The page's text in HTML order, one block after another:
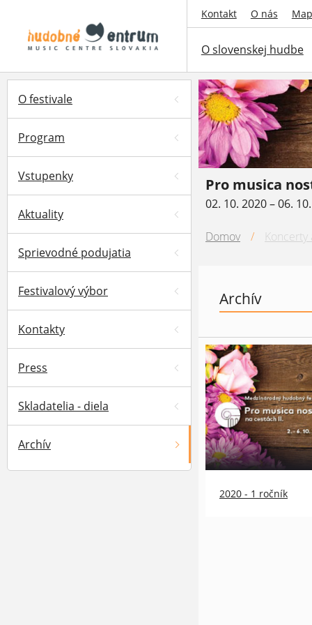
Kontakt O nás
O slovenskej hudbe
O festivale
Program
Vstupenky
Aktuality
Sprievodné podujatia
Festivalový výbor
Kontakty
Press
Skladatelia - diela
Archív
Pro musica
02. 10. 2020 – 06.
Domov / Koncerty
Archív
2020 - 1 ročník